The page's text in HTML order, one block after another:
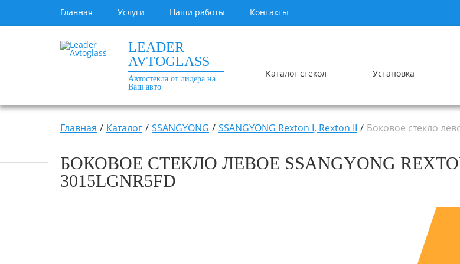
Главная Услуги Наши работы Контакты
LEADER
AVTOGLASS
Автостекла от лидера на
Ваш авто
Каталог стекол Установка
Главная Каталог SSANGYONG SSANGYONG Rexton I, Rexton II Боковое стекло
БОКОВОЕ СТЕКЛО ЛЕВОЕ SSANGYONG
3015LGNR5FD